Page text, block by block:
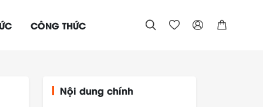
CÔNG THỨC    
Nội dung chính